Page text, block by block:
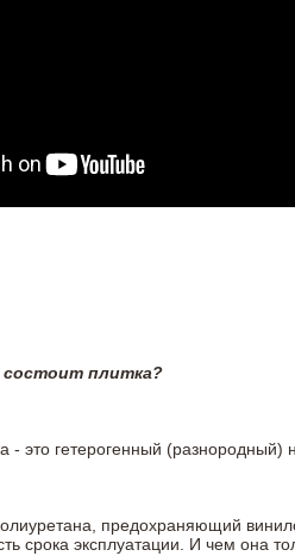
состоит плитка?
- это гетерогенный
предохраняющий
срока эксплуатации. И чем она